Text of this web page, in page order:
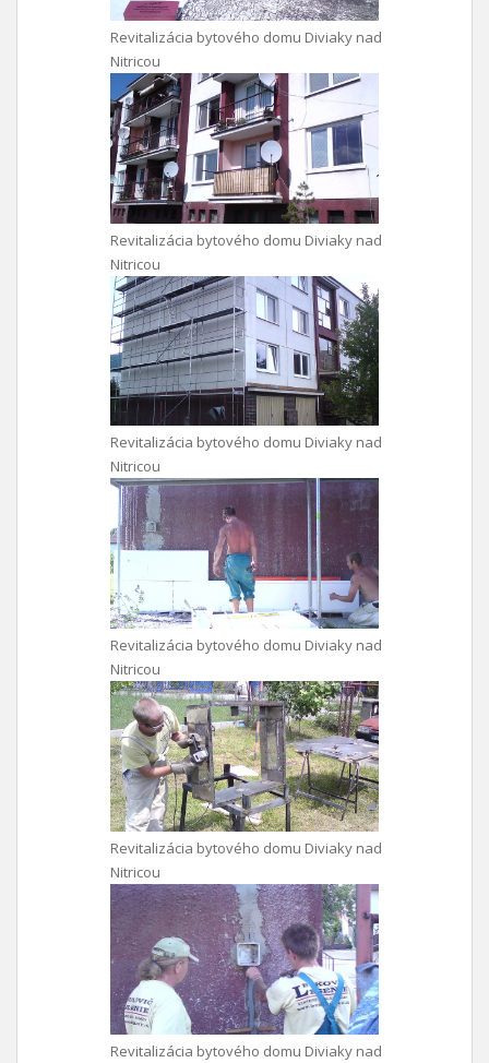
Revitalizácia bytového domu Diviaky nad
Nitricou
Revitalizácia bytového domu Diviaky nad
Nitricou
Revitalizácia bytového domu Diviaky nad
Nitricou
Revitalizácia bytového domu Diviaky nad
Nitricou
Revitalizácia bytového domu Diviaky nad
Nitricou
Revitalizácia bytového domu Diviaky nad